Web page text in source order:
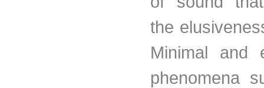
the
Minimal and
phenomena